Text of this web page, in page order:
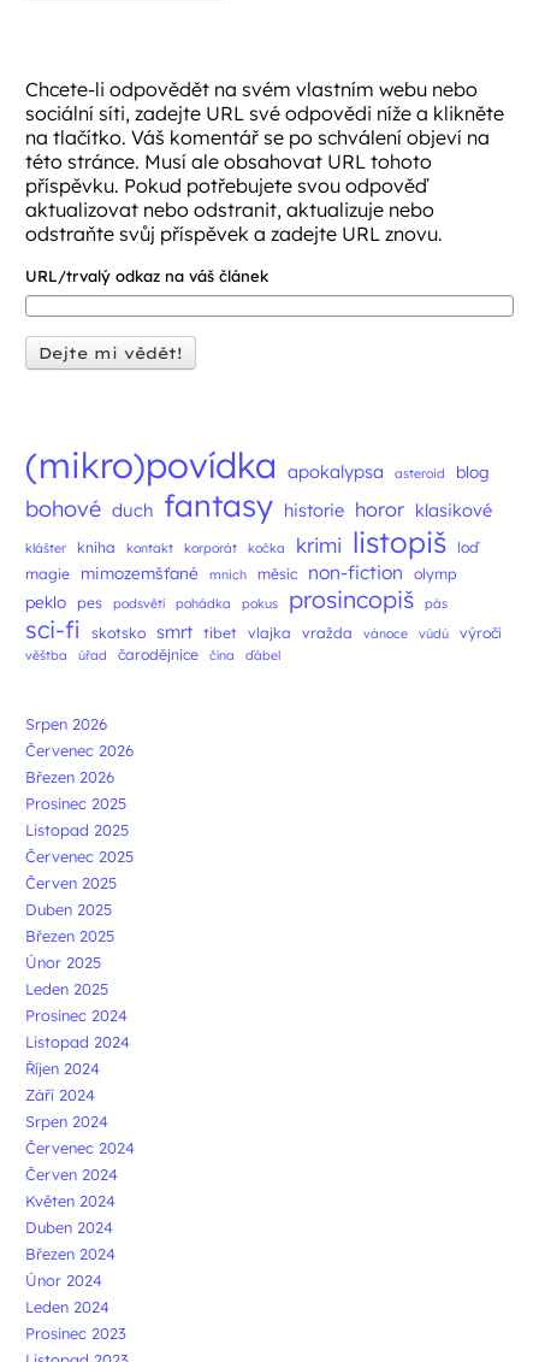
Chcete-li odpovědět na svém vlastním webu nebo
sociální síti, zadejte URL své odpovědi níže a klikněte
na tlačítko. Váš komentář se po schválení objeví na
této stránce. Musí ale obsahovat URL tohoto
příspěvku. Pokud potřebujete svou odpověď
aktualizovat nebo odstranit, aktualizuje nebo
odstraňte svůj příspěvek a zadejte URL znovu.
URL/trvalý odkaz na váš článek
(mikro)povídka apokalypsa asteroid blog
bohové duch fantasy historie horor klasikové
klášter kniha kontakt korporát kočka krimi listopiš
loď
magie
mimozemšťané mnich měsíc non-fiction olymp
peklo pes podsvětí pohádka pokus prosincopiš pás
sci-fi skotsko smrt tibet vlajka vražda vánoce vúdú výročí
věštba úřad čarodějnice čína ďábel
Srpen 2026
Červenec 2026
Březen 2026
Prosinec 2025
Listopad 2025
Červenec 2025
Červen 2025
Duben 2025
Březen 2025
Únor 2025
Leden 2025
Prosinec 2024
Listopad 2024
Říjen 2024
Září 2024
Srpen 2024
Červenec 2024
Červen 2024
Květen 2024
Duben 2024
Březen 2024
Únor 2024
Leden 2024
Prosinec 2023